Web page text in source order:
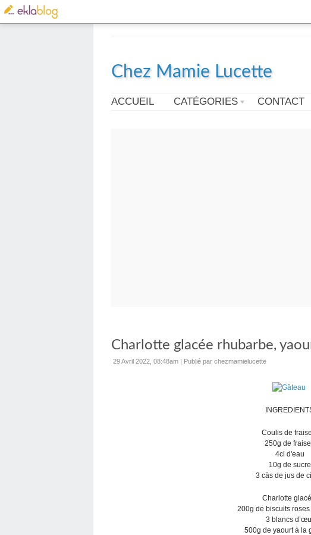
Chez Mamie Lucette
ACCUEIL CATÉGORIES CONTACT
Charlotte glacée rhubarbe,
29 Avril 2022, 08:48am | Publié par chezmamielucette
Coulis de
250g de
4cl d'eau
10g de sucre
3 càs de jus de
Charlotte
200g de biscuits
3 blancs
500g de yaourt à la